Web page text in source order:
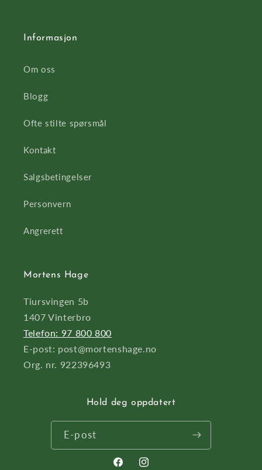
Informasjon
Om oss
Blogg
Ofte stilte spørsmål
Kontakt
Salgsbetingelser
Personvern
Angrerett
Mortens Hage
Tiursvingen 5b
1407 Vinterbro
Telefon: 97 800 800
E-post: post@mortenshage.no
Org. nr. 922396493
Hold deg oppdatert
E-post